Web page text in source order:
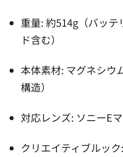
重量: 約514g（バッ
ド含む）
本体素材: マグネシウ
構造）
対応レンズ: ソニーE
クリエイティブルッ